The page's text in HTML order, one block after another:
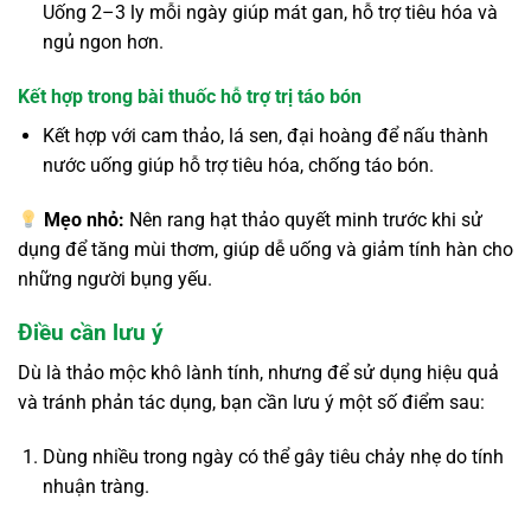
Uống 2–3 ly mỗi ngày giúp mát gan, hỗ trợ tiêu hóa và
ngủ ngon hơn.
Kết hợp trong bài thuốc hỗ trợ trị táo bón
Kết hợp với cam thảo, lá sen, đại hoàng để nấu thành
nước uống giúp hỗ trợ tiêu hóa, chống táo bón.
Mẹo nhỏ: Nên rang hạt thảo quyết minh trước khi sử
dụng để tăng mùi thơm, giúp dễ uống và giảm tính hàn cho
những người bụng yếu.
Điều cần lưu ý
Dù là thảo mộc khô lành tính, nhưng để sử dụng hiệu quả
và tránh phản tác dụng, bạn cần lưu ý một số điểm sau:
Dùng nhiều trong ngày có thể gây tiêu chảy nhẹ do tính
nhuận tràng.